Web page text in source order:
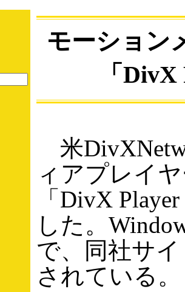
モーション
「
米
ィアプレイ
「DivX
した。
で、同社サ
されている。